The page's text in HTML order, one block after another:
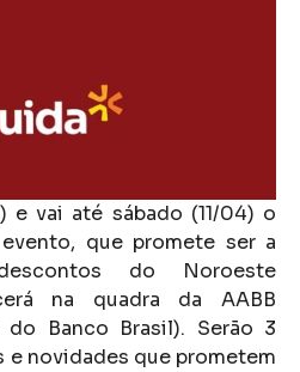
e vai até sábado (11/04) o
que promete ser a
do Noroeste
na quadra da AABB
Banco Brasil). Serão 3
e novidades que prometem